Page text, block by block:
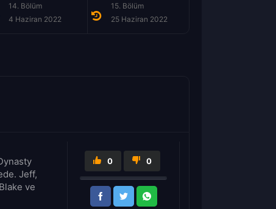
14. Bölüm
4 Haziran 2022
15. Bölüm
25 Haziran 2022
Jeff,
ve
0 0